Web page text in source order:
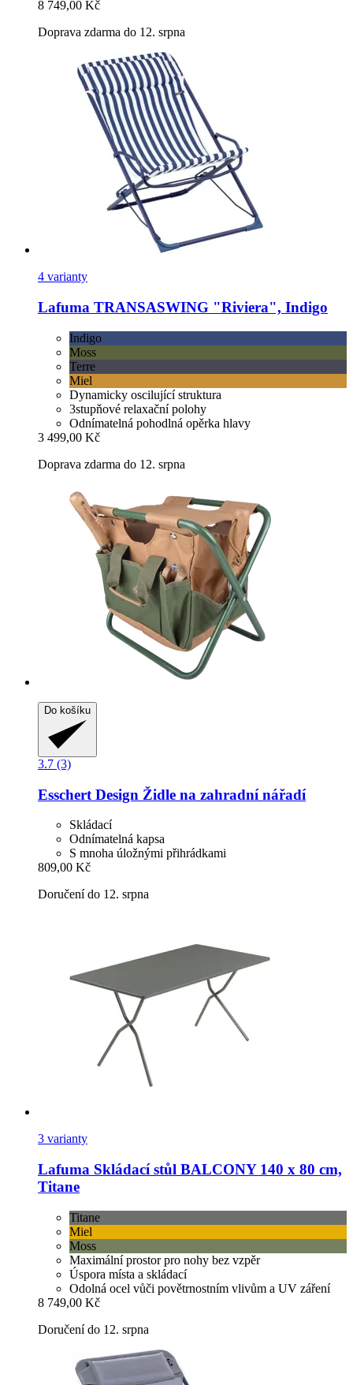
8 749,00 Kč
Doprava zdarma do 12. srpna
4 varianty
Lafuma TRANSASWING "Riviera", Indigo
Indigo
Moss
Terre
Miel
Dynamicky oscilující struktura
3stupňové relaxační polohy
Odnímatelná pohodlná opěrka hlavy
3 499,00 Kč
Doprava zdarma do 12. srpna
Do košíku
3.7 (3)
Esschert Design Židle na zahradní nářadí
Skládací
Odnímatelná kapsa
S mnoha úložnými přihrádkami
809,00 Kč
Doručení do 12. srpna
3 varianty
Lafuma Skládací stůl BALCONY 140 x 80 cm,
Titane
Titane
Miel
Moss
Maximální prostor pro nohy bez vzpěr
Úspora místa a skládací
Odolná ocel vůči povětrnostním vlivům a UV záření
8 749,00 Kč
Doručení do 12. srpna